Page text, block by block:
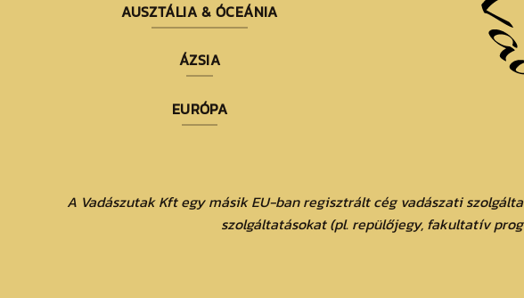
AUSZTÁLIA & ÓCEÁNIA
ÁZSIA
EURÓPA
A Vadászutak Kft egy másik EU-ban regisztrált cég vadászati
szolgáltatásokat (pl. repülőjegy, fakultatív